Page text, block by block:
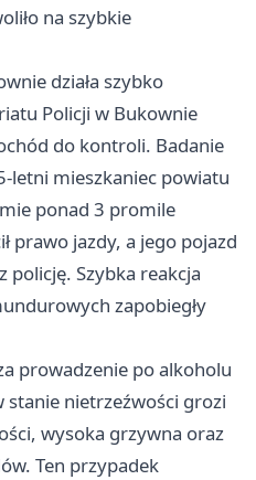
na szybkie
działa szybko
Policji w Bukownie
do kontroli. Badanie
mieszkaniec powiatu
ponad 3 promile
prawo jazdy, a jego pojazd
policję. Szybka reakcja
zapobiegły
prowadzenie po alkoholu
stanie nietrzeźwości grozi
wysoka grzywna oraz
Ten przypadek